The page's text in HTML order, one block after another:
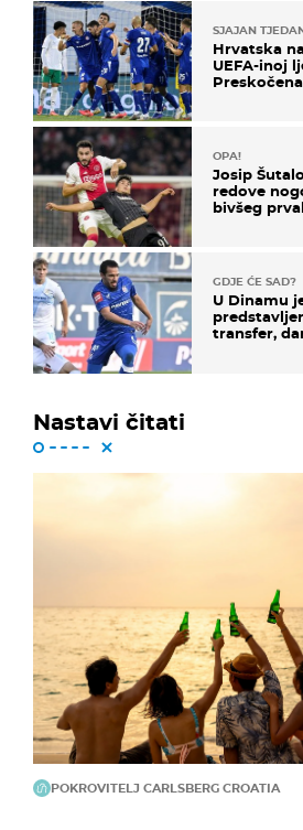
SJAJAN
Hrvatska
UEFA-inoj
OPA!
Josip
redove
bivšeg
GDJE ĆE SAD?
U Dinamu
transfer,
Nastavi čitati
POKROVITELJ CARLSBERG CROATIA